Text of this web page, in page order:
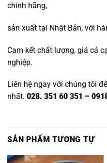
chính hãng,
sản xuất tại Nhật Bản, với
Cam kết chất lượng, giá cả
nghiệp.
Liên hệ ngay với chúng tôi
nhất. 028. 351 60 351 –
SẢN PHẨM TƯƠNG TỰ